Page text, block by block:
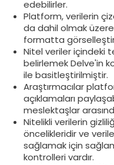
edebilirler.
Platform, verilerin
da dahil olmak üzere
formatta
Nitel veriler içindeki
belirlemek Delve'in
ile basitleştirilmiştir.
Araştırmacılar
açıklamaları
meslektaşlar
Nitelikli verilerin
öncelikleridir ve
sağlamak için
kontrolleri vardır.